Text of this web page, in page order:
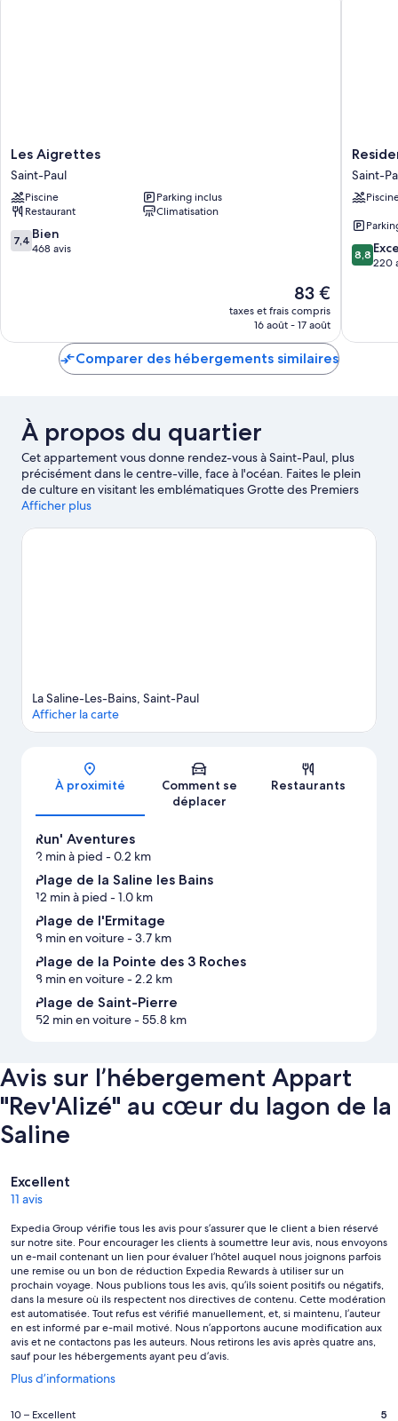
Les
Aigrettes
Saint-
Paul
Les Aigrettes
Saint-Paul
Piscine
Parking inclus
Restaurant
Climatisation
7.4
sur
7,4 Bien
468 avis
Le
nouveau
prix
de
83 €
taxes et frais compris
16 août - 17 août
Tropic
Saint-
Saint-
8.8
sur
8,8
220
Comparer des hébergements similaires
À propos du quartier
Cet appartement vous donne rendez-vous à Saint-Paul, plus
précisément dans le centre-ville, face à l'océan. Faites le plein
de culture en visitant les emblématiques Grotte des Premiers
Français et Musée Stella Matutina, ou passez par les
temps d'un après-midi. Les agréables Run' Aventures et Jardin
Afficher plus
Carte
La Saline-Les-Bains, Saint-Paul
Afficher la carte
À proximité
Comment se
déplacer
Restaurants
Run' Aventures
2 min à pied - 0.2 km
Plage de la Saline les Bains
12 min à pied - 1.0 km
Plage de l'Ermitage
8 min en voiture- 3.7 km
Plage de la Pointe des 3 Roches
8 min en voiture- 2.2 km
Plage de Saint-Pierre
52 min en voiture- 55.8 km
Avis sur l’hébergement Appart
"Rev'Alizé" au cœur du lagon de la
Saline
Avis
Excellent
11 avis
Expedia Group vérifie tous les avis pour s’assurer que le client a bien réservé
sur notre site. Pour encourager les clients à soumettre leur avis, nous envoyons
un e-mail contenant un lien pour évaluer l’hôtel auquel nous joignons parfois
une remise ou un bon de réduction Expedia Rewards à utiliser sur un
prochain voyage. Nous publions tous les avis, qu’ils soient positifs ou négatifs,
dans la mesure où ils respectent nos directives de contenu. Cette modération
est automatisée. Tout refus est vérifié manuellement, et, si maintenu, l’auteur
en est informé par e-mail motivé. Nous n’apportons aucune modification aux
avis et ne contactons pas les auteurs. Nous retirons les avis après quatre ans,
sauf pour les hébergements ayant peu d’avis.
Plus d’informations
S’ouvre
une
Note
10 – Excellent 5